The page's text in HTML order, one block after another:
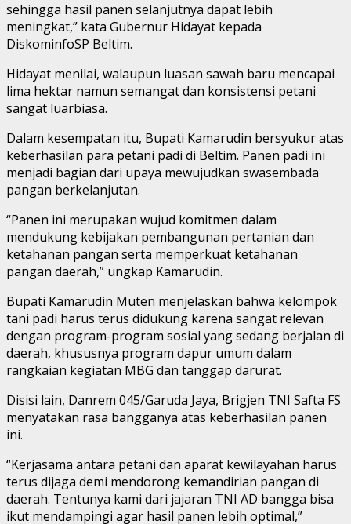
sehingga hasil panen selanjutnya dapat lebih
meningkat,” kata Gubernur Hidayat kepada
DiskominfoSP Beltim.
Hidayat menilai, walaupun luasan sawah baru mencapai
lima hektar namun semangat dan konsistensi petani
sangat luarbiasa.
Dalam kesempatan itu, Bupati Kamarudin bersyukur atas
keberhasilan para petani padi di Beltim. Panen padi ini
menjadi bagian dari upaya mewujudkan swasembada
pangan berkelanjutan.
“Panen ini merupakan wujud komitmen dalam
mendukung kebijakan pembangunan pertanian dan
ketahanan pangan serta memperkuat ketahanan
pangan daerah,” ungkap Kamarudin.
Bupati Kamarudin Muten menjelaskan bahwa kelompok
tani padi harus terus didukung karena sangat relevan
dengan program-program sosial yang sedang berjalan di
daerah, khususnya program dapur umum dalam
rangkaian kegiatan MBG dan tanggap darurat.
Disisi lain, Danrem 045/Garuda Jaya, Brigjen TNI Safta FS
menyatakan rasa bangganya atas keberhasilan panen
ini.
“Kerjasama antara petani dan aparat kewilayahan harus
terus dijaga demi mendorong kemandirian pangan di
daerah. Tentunya kami dari jajaran TNI AD bangga bisa
ikut mendampingi agar hasil panen lebih optimal,”